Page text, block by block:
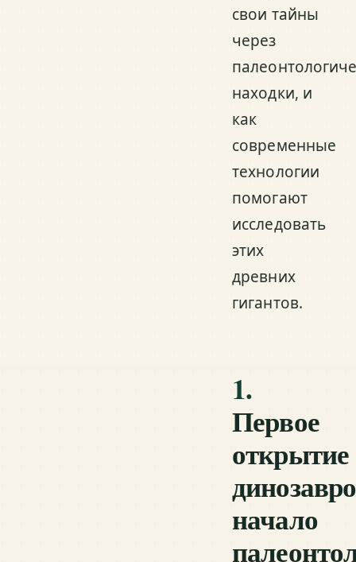
свои тайны
через
находки, и
как
современные
технологии
помогают
исследовать
этих
древних
гигантов.
1.
Первое
открытие
начало